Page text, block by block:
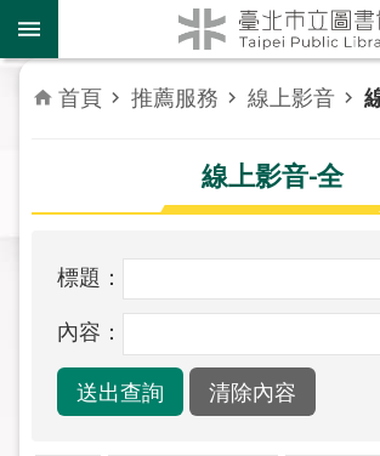
跳到主要內容區塊
到
館
資
訊
者
活
報
導
首頁 推薦服務 線上影音
線上影音-全
標題：
內容：